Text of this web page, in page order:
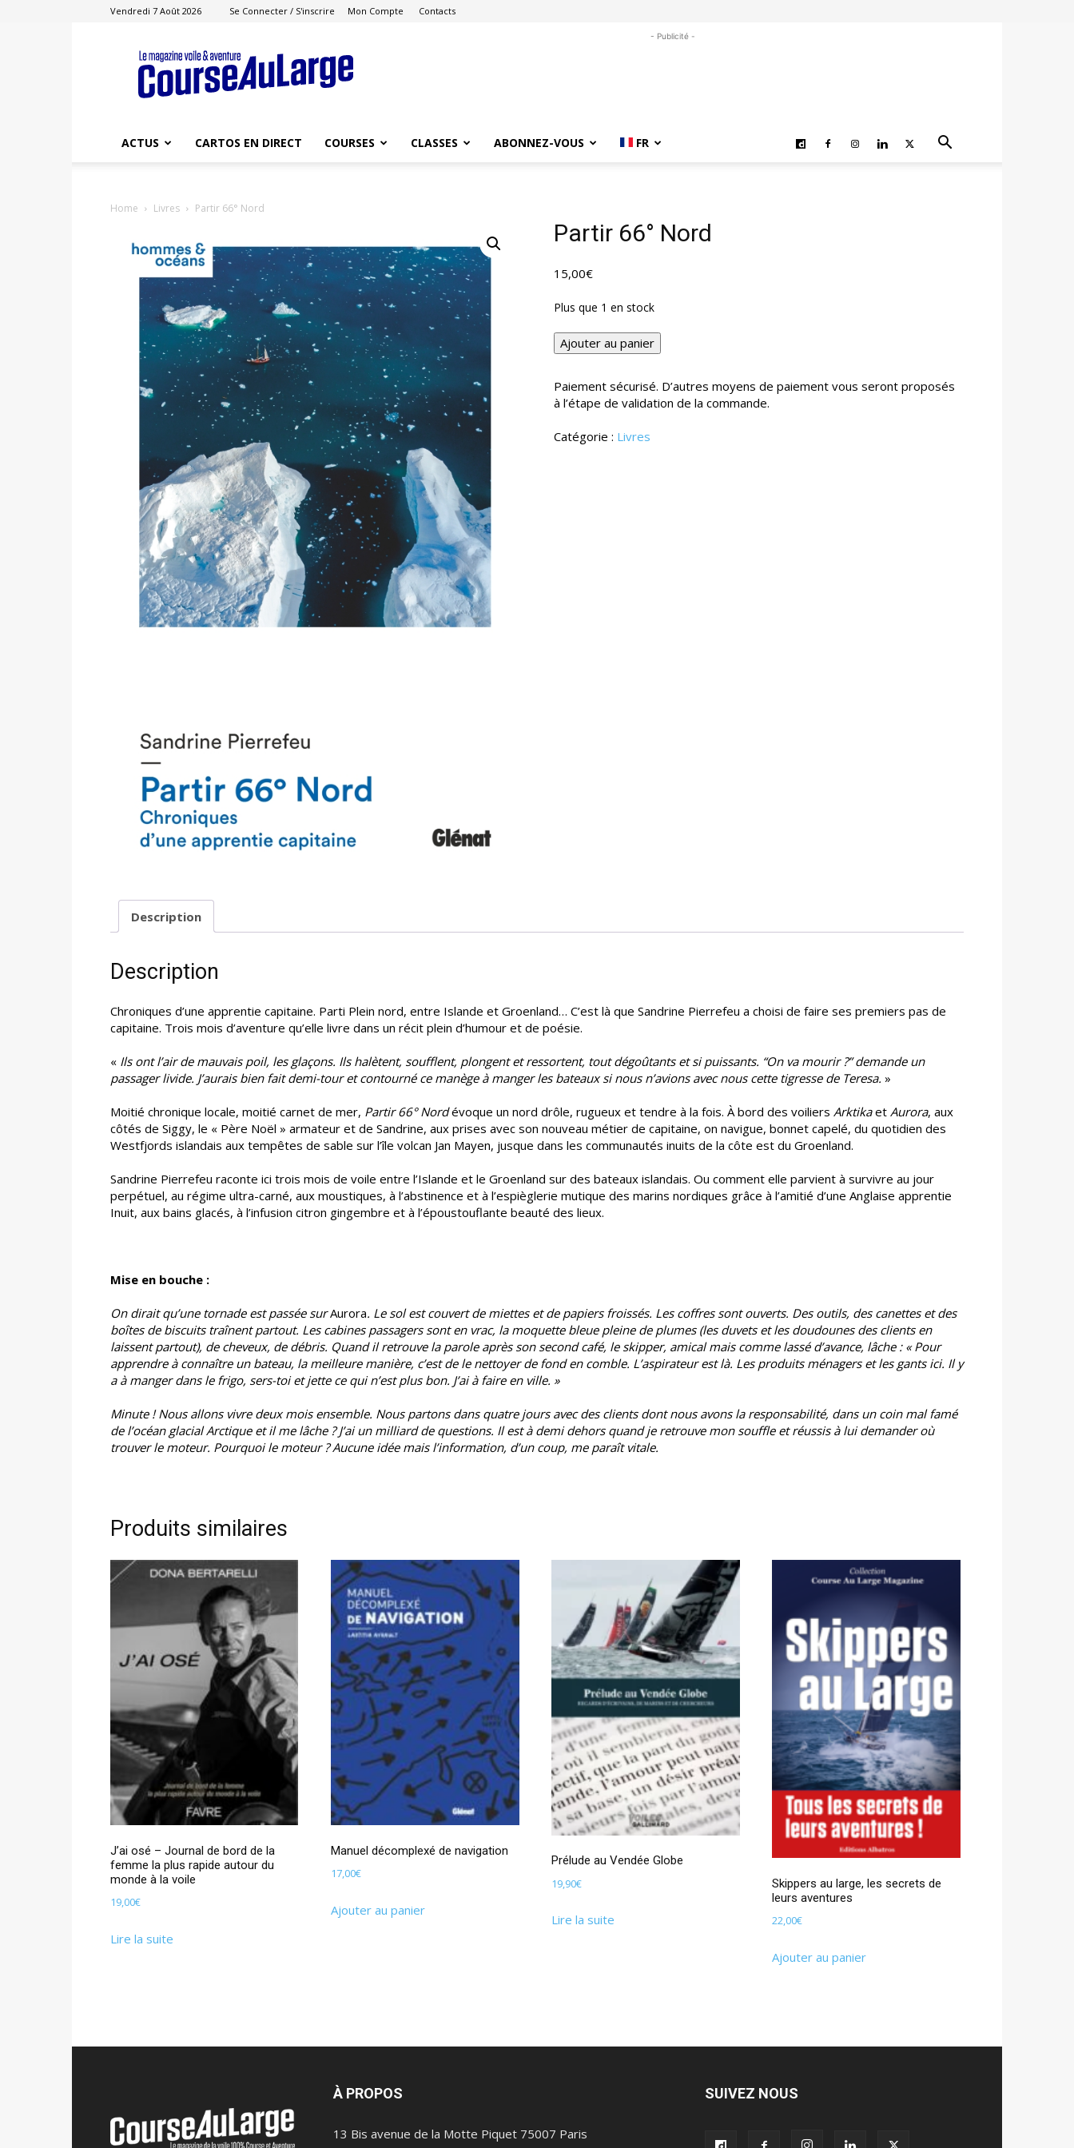
Vendredi 7 Août 2026 Se Connecter / S'inscrire Mon Compte Contacts
Course
au
Large
- Publicité -
ACTUS CARTOS EN DIRECT COURSES CLASSES ABONNEZ-VOUS FR
Home Livres Partir 66° Nord
Partir 66° Nord
15,00€
Plus que 1 en stock
quantité
de
66°
Nord
Ajouter au panier
Paiement sécurisé. D’autres moyens de paiement vous seront proposés
à l’étape de validation de la commande.
Catégorie : Livres
Description
Description
Chroniques d’une apprentie capitaine. Parti Plein nord, entre Islande et Groenland… C’est là que Sandrine Pierrefeu a choisi de faire ses premiers pas de
capitaine. Trois mois d’aventure qu’elle livre dans un récit plein d’humour et de poésie.
« Ils ont l’air de mauvais poil, les glaçons. Ils halètent, soufflent, plongent et ressortent, tout dégoûtants et si puissants. “On va mourir ?” demande un
passager livide. J’aurais bien fait demi-tour et contourné ce manège à manger les bateaux si nous n’avions avec nous cette tigresse de Teresa. »
Moitié chronique locale, moitié carnet de mer, Partir 66° Nordévoque un nord drôle, rugueux et tendre à la fois. À bord des voiliers Arktikaet Aurora, aux
côtés de Siggy, le « Père Noël » armateur et de Sandrine, aux prises avec son nouveau métier de capitaine, on navigue, bonnet capelé, du quotidien des
Westfjords islandais aux tempêtes de sable sur l’île volcan Jan Mayen, jusque dans les communautés inuits de la côte est du Groenland.
Sandrine Pierrefeu raconte ici trois mois de voile entre l’Islande et le Groenland sur des bateaux islandais. Ou comment elle parvient à survivre au jour
perpétuel, au régime ultra-carné, aux moustiques, à l’abstinence et à l’espièglerie mutique des marins nordiques grâce à l’amitié d’une Anglaise apprentie
Inuit, aux bains glacés, à l’infusion citron gingembre et à l’époustouflante beauté des lieux.
Mise en bouche :
On dirait qu’une tornade est passée surAurora. Le sol est couvert de miettes et de papiers froissés. Les coffres sont ouverts. Des outils, des canettes et des
boîtes de biscuits traînent partout. Les cabines passagers sont en vrac, la moquette bleue pleine de plumes (les duvets et les doudounes des clients en
laissent partout), de cheveux, de débris. Quand il retrouve la parole après son second café, le skipper, amical mais comme lassé d’avance, lâche : « Pour
apprendre à connaître un bateau, la meilleure manière, c’est de le nettoyer de fond en comble. L’aspirateur est là. Les produits ménagers et les gants ici. Il y
a à manger dans le frigo, sers-toi et jette ce qui n’est plus bon. J’ai à faire en ville. »
Minute ! Nous allons vivre deux mois ensemble. Nous partons dans quatre jours avec des clients dont nous avons la responsabilité, dans un coin mal famé
de l’océan glacial Arctique et il me lâche ? J’ai un milliard de questions. Il est à demi dehors quand je retrouve mon souffle et réussis à lui demander où
trouver le moteur. Pourquoi le moteur ? Aucune idée mais l’information, d’un coup, me paraît vitale.
Produits similaires
J’ai osé – Journal de bord de la
femme la plus rapide autour du
monde à la voile
19,00€
Lire la suite
Manuel décomplexé de navigation
17,00€
Ajouter au panier
Prélude au Vendée Globe
19,90€
Lire la suite
Skippers au large, les secrets de
leurs aventures
22,00€
Ajouter au panier
À PROPOS
13 Bis avenue de la Motte Piquet 75007 Paris
SUIVEZ NOUS